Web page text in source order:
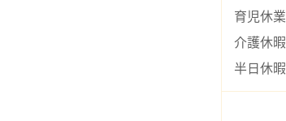
育児休業
介護休暇
半日休暇